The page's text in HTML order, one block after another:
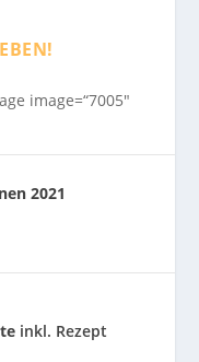
image=“7005″
2021
inkl. Rezept